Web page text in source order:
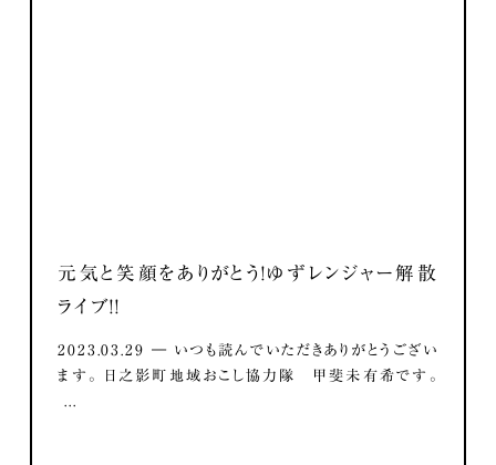
元気と笑顔をありがとう！ゆずレンジャー解散
ライブ！！
2023.03.29 ― いつも読んでいただきありがとうござい
ます。 日之影町地域おこし協力隊 甲斐未有希です。